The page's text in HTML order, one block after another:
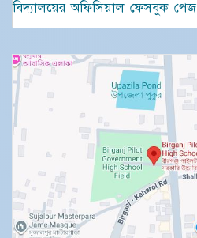
বিদ্যালয়ের অফিসিয়াল ফেসবুক পেজ